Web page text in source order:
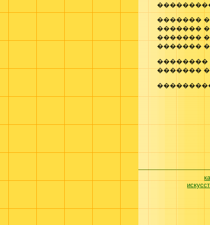
�������
�������
�������
�������
��������
�������